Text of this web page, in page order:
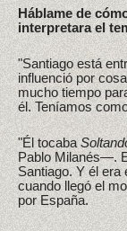
Háblame de
interpretara el
"Santiago está
influenció por
mucho tiempo
él. Teníamos
"Él tocaba
Pablo Milanés—.
Santiago. Y él era
cuando llegó el
por España.